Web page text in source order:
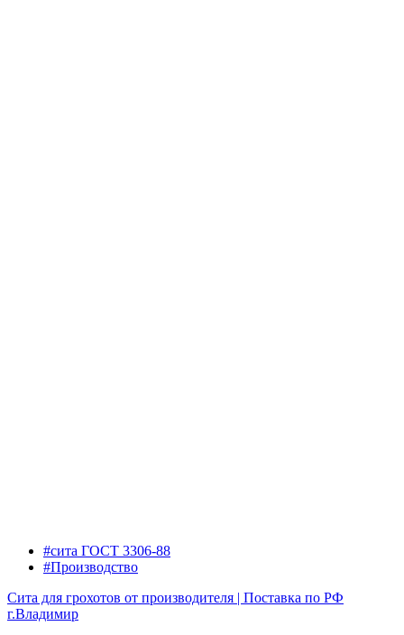
#сита ГОСТ 3306-88
#Производство
Сита для грохотов от производителя | Поставка по РФ
г.Владимир